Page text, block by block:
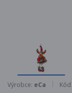
Výrobce: eCa